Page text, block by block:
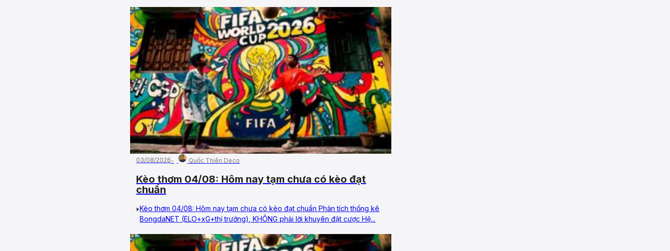
03/08/2026 Quốc Thiên Deco
Kèo thơm 04/08: Hôm nay tạm chưa có kèo đạt
chuẩn
Kèo thơm 04/08: Hôm nay tạm chưa có kèo đạt chuẩn Phân tích thống kê
BongdaNET (ELO+xG+thị trường), KHÔNG phải lời khuyên đặt cược Hệ...